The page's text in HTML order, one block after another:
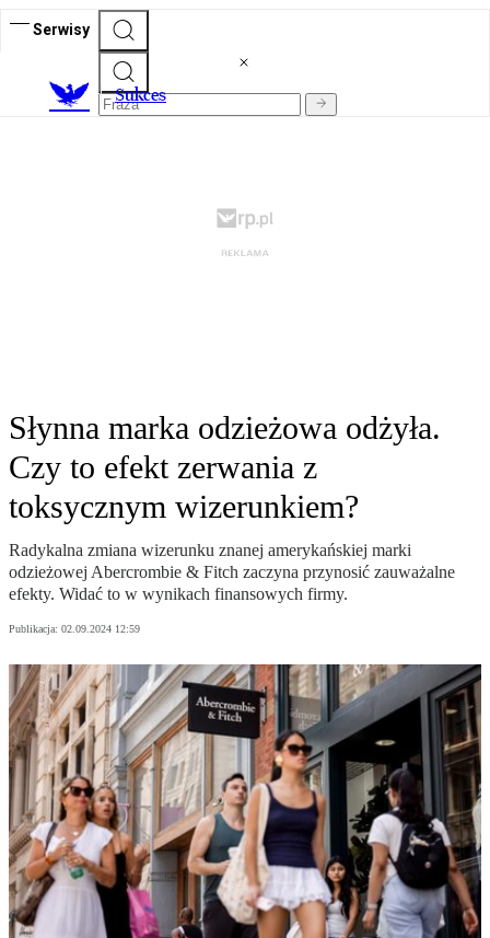
Serwisy
Sukces
Słynna marka odzieżowa odżyła.
Czy to efekt zerwania z
toksycznym wizerunkiem?
Radykalna zmiana wizerunku znanej amerykańskiej marki
odzieżowej Abercrombie & Fitch zaczyna przynosić zauważalne
efekty. Widać to w wynikach finansowych firmy.
Publikacja: 02.09.2024 12:59